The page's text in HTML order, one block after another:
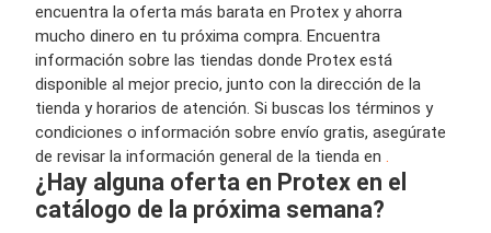
encuentra la oferta más barata en Protex y ahorra
mucho dinero en tu próxima compra. Encuentra
información sobre las tiendas donde Protex está
disponible al mejor precio, junto con la dirección de la
tienda y horarios de atención. Si buscas los términos y
condiciones o información sobre envío gratis, asegúrate
de revisar la información general de la tienda en .
¿Hay alguna oferta en Protex en el
catálogo de la próxima semana?